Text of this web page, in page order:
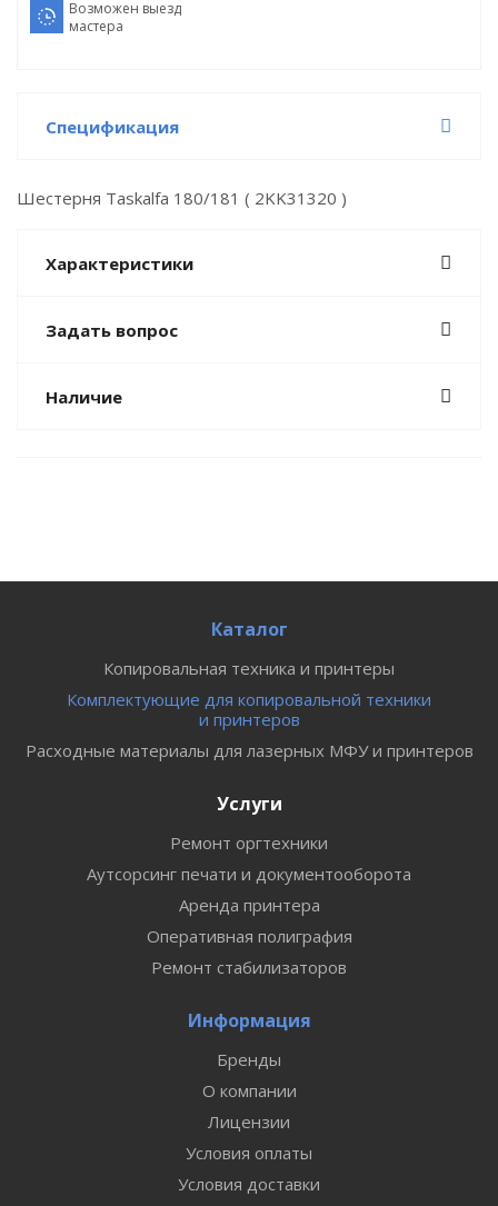
Возможен выезд
мастера
Спецификация
Шестерня Taskalfa 180/181 ( 2KK31320 )
Характеристики
Задать вопрос
Наличие
Каталог
Копировальная техника и принтеры
Комплектующие для копировальной техники
и принтеров
Расходные материалы для лазерных МФУ и принтеров
Услуги
Ремонт оргтехники
Аутсорсинг печати и документооборота
Аренда принтера
Оперативная полиграфия
Ремонт стабилизаторов
Информация
Бренды
О компании
Лицензии
Условия оплаты
Условия доставки